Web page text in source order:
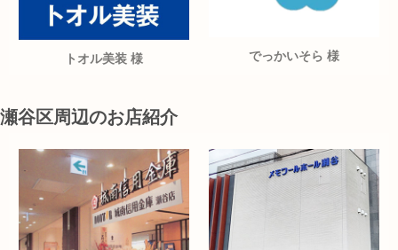
トオル美装 様 でっかいそら 様
瀬谷区周辺のお店紹介